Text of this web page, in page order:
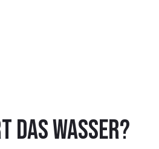
das Wasser?